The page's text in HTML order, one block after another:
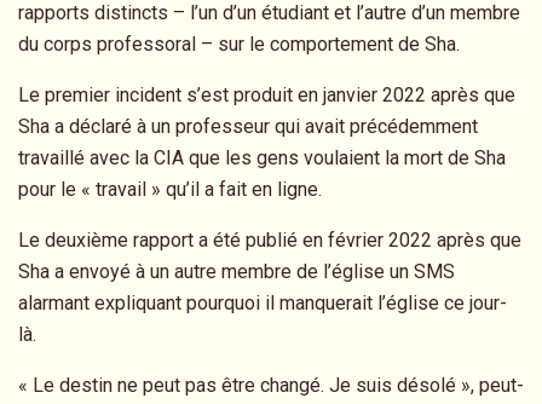
rapports distincts – l’un d’un étudiant et l’autre d’un membre
du corps professoral – sur le comportement de Sha.
Le premier incident s’est produit en janvier 2022 après que
Sha a déclaré à un professeur qui avait précédemment
travaillé avec la CIA que les gens voulaient la mort de Sha
pour le « travail » qu’il a fait en ligne.
Le deuxième rapport a été publié en février 2022 après que
Sha a envoyé à un autre membre de l’église un SMS
alarmant expliquant pourquoi il manquerait l’église ce jour-
là.
« Le destin ne peut pas être changé. Je suis désolé », peut-